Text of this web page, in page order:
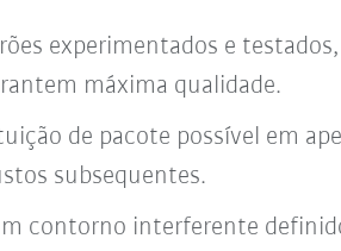
experimentados e
máxima qualidade.
de pacote possível em
subsequentes.
contorno interferente